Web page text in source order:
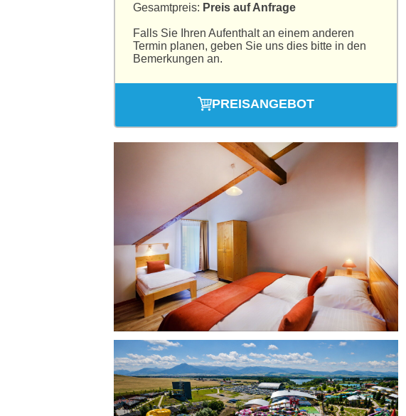
Gesamtpreis: Preis auf Anfrage
Falls Sie Ihren Aufenthalt an einem anderen
Termin planen, geben Sie uns dies bitte in den
Bemerkungen an.
PREISANGEBOT